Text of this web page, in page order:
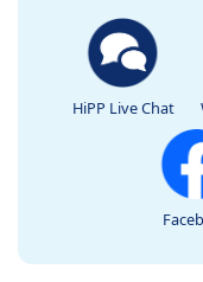
HiPP Live Chat